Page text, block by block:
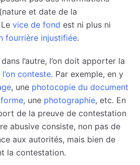
et date de la
vice de fond est ni plus ni
fourrière injustifiée.
l’autre, l’on doit apporter la
conteste. Par exemple, en y
, une photocopie du document
, une photographie, etc. En
de la preuve de contestation
abusive consiste, non pas de
aux autorités, mais bien de
la contestation.